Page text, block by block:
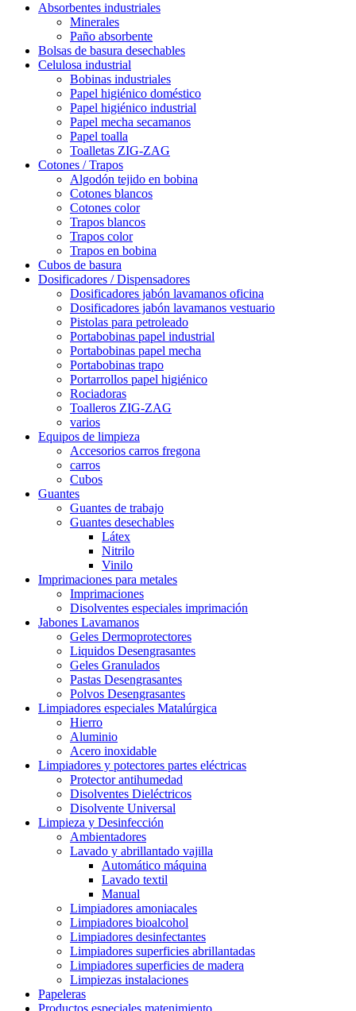
Absorbentes industriales
Minerales
Paño absorbente
Bolsas de basura desechables
Celulosa industrial
Bobinas industriales
Papel higiénico doméstico
Papel higiénico industrial
Papel mecha secamanos
Papel toalla
Toalletas ZIG-ZAG
Cotones / Trapos
Algodón tejido en bobina
Cotones blancos
Cotones color
Trapos blancos
Trapos color
Trapos en bobina
Cubos de basura
Dosificadores / Dispensadores
Dosificadores jabón lavamanos oficina
Dosificadores jabón lavamanos vestuario
Pistolas para petroleado
Portabobinas papel industrial
Portabobinas papel mecha
Portabobinas trapo
Portarrollos papel higiénico
Rociadoras
Toalleros ZIG-ZAG
varios
Equipos de limpieza
Accesorios carros fregona
carros
Cubos
Guantes
Guantes de trabajo
Guantes desechables
Látex
Nitrilo
Vinilo
Imprimaciones para metales
Imprimaciones
Disolventes especiales imprimación
Jabones Lavamanos
Geles Dermoprotectores
Liquidos Desengrasantes
Geles Granulados
Pastas Desengrasantes
Polvos Desengrasantes
Limpiadores especiales Matalúrgica
Hierro
Aluminio
Acero inoxidable
Limpiadores y potectores partes eléctricas
Protector antihumedad
Disolventes Dieléctricos
Disolvente Universal
Limpieza y Desinfección
Ambientadores
Lavado y abrillantado vajilla
Automático máquina
Lavado textil
Manual
Limpiadores amoniacales
Limpiadores bioalcohol
Limpiadores desinfectantes
Limpiadores superficies abrillantadas
Limpiadores superficies de madera
Limpiezas instalaciones
Papeleras